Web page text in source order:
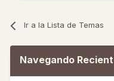
Ir a la Lista de Temas
Navegando